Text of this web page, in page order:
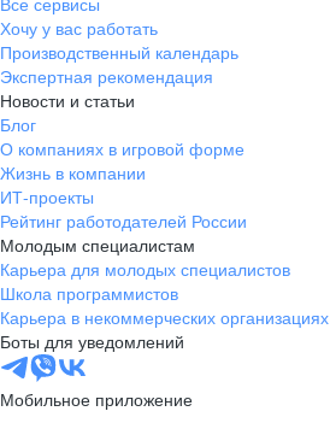
Хочу у вас работать
Производственный календарь
Экспертная рекомендация
Новости и статьи
Блог
О компаниях в игровой форме
Жизнь в компании
ИТ-проекты
Рейтинг работодателей России
Молодым специалистам
Карьера для молодых специалистов
Школа программистов
Карьера в некоммерческих организациях
Боты для уведомлений
Мобильное приложение